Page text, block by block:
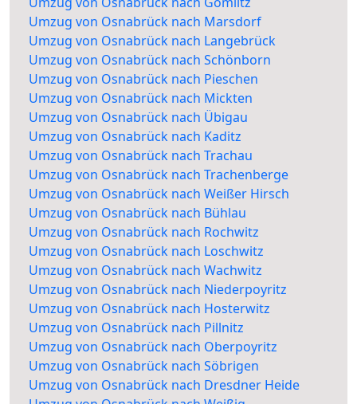
Umzug von Osnabrück nach Marsdorf
Umzug von Osnabrück nach Langebrück
Umzug von Osnabrück nach Schönborn
Umzug von Osnabrück nach Pieschen
Umzug von Osnabrück nach Mickten
Umzug von Osnabrück nach Übigau
Umzug von Osnabrück nach Kaditz
Umzug von Osnabrück nach Trachau
Umzug von Osnabrück nach Trachenberge
Umzug von Osnabrück nach Weißer Hirsch
Umzug von Osnabrück nach Bühlau
Umzug von Osnabrück nach Rochwitz
Umzug von Osnabrück nach Loschwitz
Umzug von Osnabrück nach Wachwitz
Umzug von Osnabrück nach Niederpoyritz
Umzug von Osnabrück nach Hosterwitz
Umzug von Osnabrück nach Pillnitz
Umzug von Osnabrück nach Oberpoyritz
Umzug von Osnabrück nach Söbrigen
Umzug von Osnabrück nach Dresdner Heide